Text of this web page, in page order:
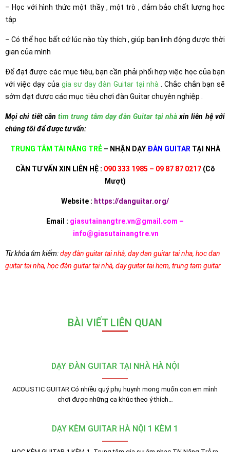
– Học với hình thức một thầy , một trò , đảm bảo chất lượng học
tập
– Có thể học bất cứ lúc nào tùy thích , giúp bạn linh động được thời
gian của mình
Để đạt được các mục tiêu, bạn cần phải phối hợp việc học của bạn
với việc dạy của gia sư dạy đàn Guitar tại nhà . Chắc chắn bạn sẽ
sớm đạt được các mục tiêu chơi đàn Guitar chuyên nghiệp .
Mọi chi tiết cầntìm trung tâm dạy đàn Guitar tại nhàxin liên hệ với
chúng tôi để được tư vấn:
TRUNG TÂM TÀI NĂNG TRẺ – NHẬN DẠY ĐÀN GUITAR TẠI NHÀ
CẦN TƯ VẤN XIN LIÊN HỆ : 090 333 1985 – 09 87 87 0217 (Cô
Mượt)
Website : https://danguitar.org/
Email : giasutainangtre.vn@gmail.com –
info@giasutainangtre.vn
Từ khóa tìm kiếm:dạy đàn guitar tại nhà, day dan guitar tai nha, hoc dan
guitar tai nha, học đàn guitar tại nhà, day guitar tai hcm, trung tam guitar
BÀI VIẾT LIÊN QUAN
DẠY ĐÀN GUITAR TẠI NHÀ HÀ NỘI
ACOUSTIC GUITAR Có nhiều quý phụ huynh mong muốn con em mình
chơi được những ca khúc theo ý thích…
DẠY KÈM GUITAR HÀ NỘI 1 KÈM 1